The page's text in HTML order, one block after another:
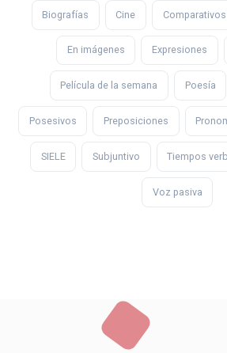
Biografías Cine Comparativos
En imágenes Expresiones
Película de la semana Poesía
Posesivos Preposiciones
SIELE Subjuntivo Tiempos
Voz pasiva